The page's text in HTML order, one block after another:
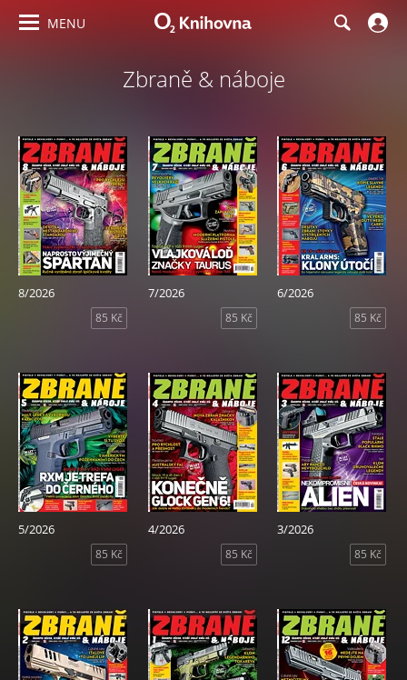
MENU
Zbraně & náboje
8/2026
85 Kč
7/2026
85 Kč
6/2026
85 Kč
5/2026
85 Kč
4/2026
85 Kč
3/2026
85 Kč